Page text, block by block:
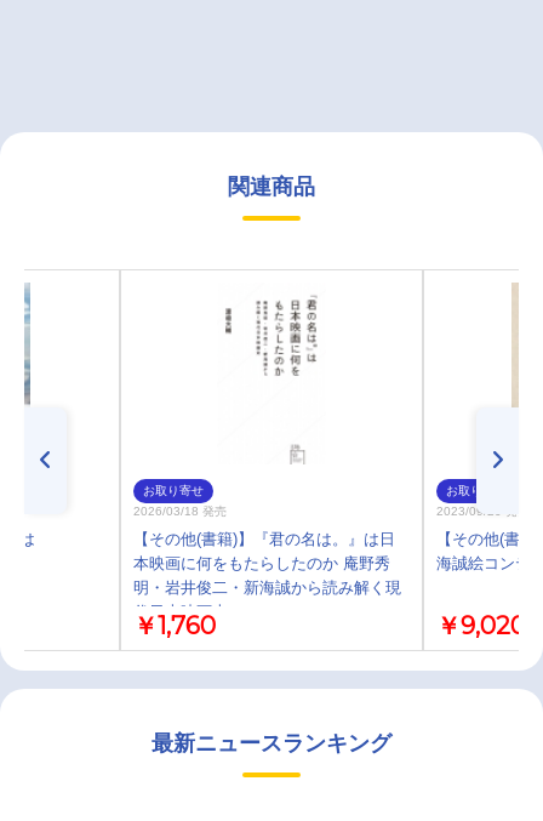
関連商品
は
お取り寄せ
2026/03/18 発売
【その他(書籍)】『君の名は。』は日
本映画に何をもたらしたのか 庵野秀
明・岩井俊二・新海誠から読み解く現
代日本映画史
￥1,760
お取り寄せ
2023/09/20 発売
【その他(書
海誠絵コンテ
￥9,020
最新ニュースランキング